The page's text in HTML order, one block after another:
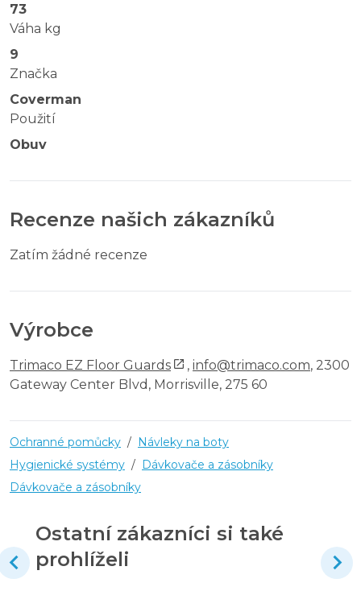
73
Váha kg
9
Značka
Coverman
Použití
Obuv
Recenze našich zákazníků
Zatím žádné recenze
Výrobce
Trimaco EZ Floor Guards , info@trimaco.com, 2300
Gateway Center Blvd, Morrisville, 275 60
Ochranné pomůcky / Návleky na boty
Hygienické systémy / Dávkovače a zásobníky
Dávkovače a zásobníky
Ostatní zákazníci si také
prohlíželi